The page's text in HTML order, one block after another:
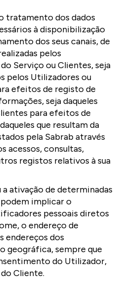
tratamento dos dados
à disponibilização
dos seus canais, de
pelos
Serviço ou Clientes, seja
pelos Utilizadores ou
efeitos de registo de
seja daqueles
para efeitos de
que resultam da
pela Sabrab através
acessos, consultas,
registos relativos à sua
ativação de determinadas
implicar o
pessoais diretos
o endereço de
endereços dos
geográfica, sempre que
do Utilizador,
Cliente.